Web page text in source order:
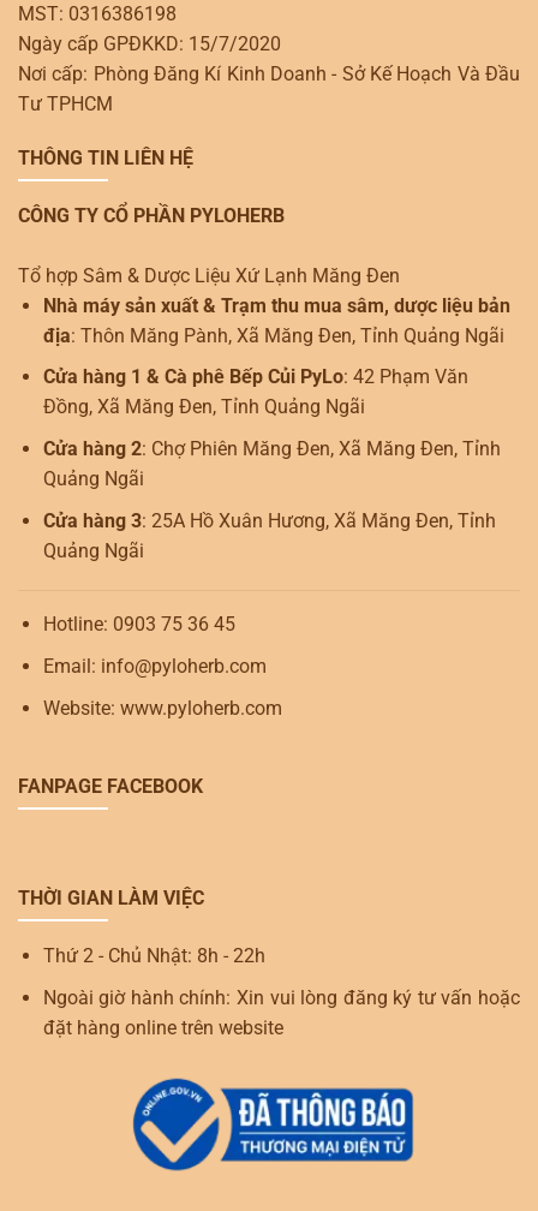
MST: 0316386198
Ngày cấp GPĐKKD: 15/7/2020
Nơi cấp: Phòng Đăng Kí Kinh Doanh - Sở Kế Hoạch Và Đầu
Tư TPHCM
THÔNG TIN LIÊN HỆ
CÔNG TY CỔ PHẦN PYLOHERB
Tổ hợp Sâm & Dược Liệu Xứ Lạnh Măng Đen
Nhà máy sản xuất & Trạm thu mua sâm, dược liệu bản
địa: Thôn Măng Pành, Xã Măng Đen, Tỉnh Quảng Ngãi
Cửa hàng 1 & Cà phê Bếp Củi PyLo: 42 Phạm Văn
Đồng, Xã Măng Đen, Tỉnh Quảng Ngãi
Cửa hàng 2: Chợ Phiên Măng Đen, Xã Măng Đen, Tỉnh
Quảng Ngãi
Cửa hàng 3: 25A Hồ Xuân Hương, Xã Măng Đen, Tỉnh
Quảng Ngãi
Hotline: 0903 75 36 45
Email: info@pyloherb.com
Website: www.pyloherb.com
FANPAGE FACEBOOK
THỜI GIAN LÀM VIỆC
Thứ 2 - Chủ Nhật: 8h - 22h
Ngoài giờ hành chính: Xin vui lòng đăng ký tư vấn hoặc
đặt hàng online trên website